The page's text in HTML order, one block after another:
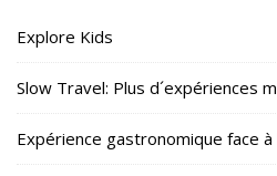
Explore Kids
Slow Travel: Plus d´expériences
Expérience gastronomique face